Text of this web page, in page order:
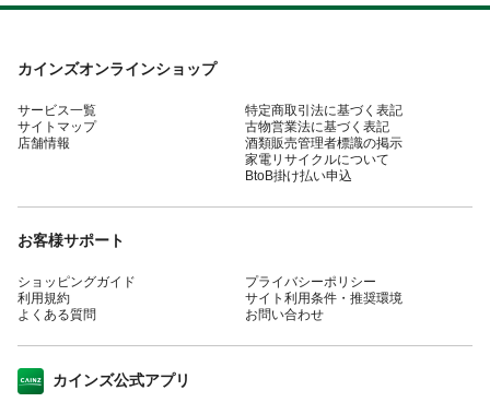
カインズオンラインショップ
サービス一覧
サイトマップ
店舗情報
特定商取引法に基づく表記
古物営業法に基づく表記
酒類販売管理者標識の掲示
家電リサイクルについて
BtoB掛け払い申込
お客様サポート
ショッピングガイド
利用規約
よくある質問
プライバシーポリシー
サイト利用条件・推奨環境
お問い合わせ
カインズ公式アプリ